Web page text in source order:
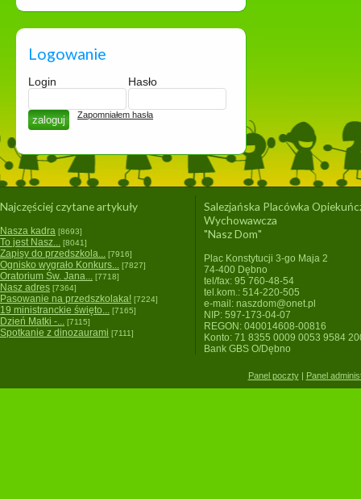
Logowanie
Login Hasło
Zapomniałem hasła
Najczęściej czytane artykuły
Nasza kadra [8693]
To jest Nasz... [8041]
Zapisy do przedszkola... [7916]
Ognisko wygrało Konkurs... [7827]
Oratorium Św. Jana... [7718]
Nasz adres [7364]
Pasowanie na przedszkolaka! [7224]
19 ministranckie święto... [7165]
Dzień Matki -... [7115]
Spotkanie z dinozaurami [7111]
Salezjańska Placówka
Wychowawcza
"Nasz Dom"
Plac Konstytucji 3-go Maja 2
74-400 Dębno
tel/fax: 95 760-48-54
tel.kom.: 514-220-505
e-mail: naszdom@onet.pl
NIP: 597-173-04-07
REGON: 040014608-00816
Konto: 71 8355 0009 0053 9584
Bank GBS O/Dębno
Panel poczty| Panel